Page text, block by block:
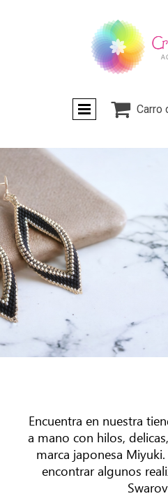
 Carro
Encuentra en nuestra
a mano con hilos,
marca japonesa
encontrar algunos